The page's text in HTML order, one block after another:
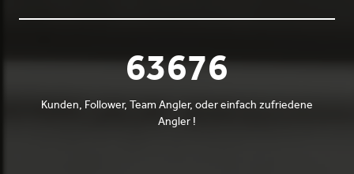
69000
Kunden, Follower, Team Angler, oder einfach zufriedene
Angler !